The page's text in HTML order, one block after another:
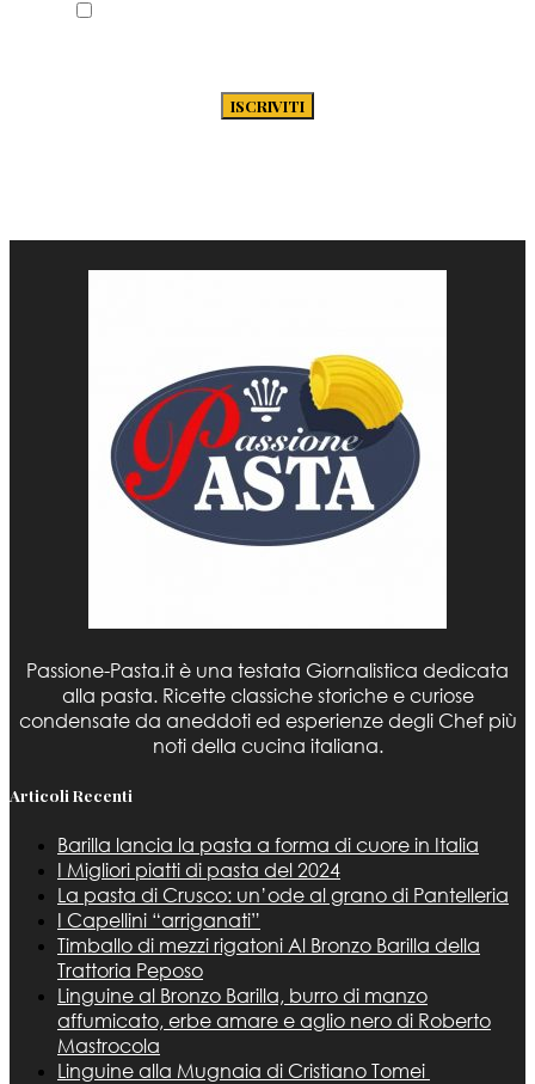
Passione-Pasta.it è una testata Giornalistica dedicata
alla pasta. Ricette classiche storiche e curiose
condensate da aneddoti ed esperienze degli Chef più
noti della cucina italiana.
Articoli Recenti
Barilla lancia la pasta a forma di cuore in Italia
I Migliori piatti di pasta del 2024
La pasta di Crusco: un’ode al grano di Pantelleria
I Capellini “arriganati”
Timballo di mezzi rigatoni Al Bronzo Barilla della
Trattoria Peposo
Linguine al Bronzo Barilla, burro di manzo
affumicato, erbe amare e aglio nero di Roberto
Mastrocola
Linguine alla Mugnaia di Cristiano Tomei